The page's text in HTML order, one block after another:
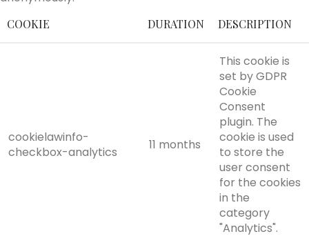
COOKIE DURATION DESCRIPTION
cookielawinfo-
checkbox-analytics
11 months
This cookie is
set by GDPR
Cookie
Consent
plugin. The
cookie is used
to store the
user consent
for the cookies
in the
category
"Analytics".